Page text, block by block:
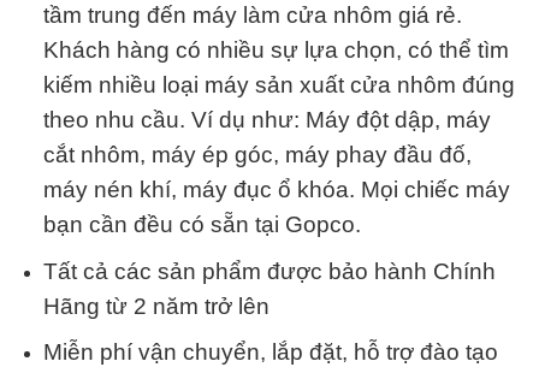
tầm trung đến máy làm cửa nhôm giá rẻ.
Khách hàng có nhiều sự lựa chọn, có thể tìm
kiếm nhiều loại máy sản xuất cửa nhôm đúng
theo nhu cầu. Ví dụ như: Máy đột dập, máy
cắt nhôm, máy ép góc, máy phay đầu đố,
máy nén khí, máy đục ổ khóa. Mọi chiếc máy
bạn cần đều có sẵn tại Gopco.
Tất cả các sản phẩm được bảo hành Chính
Hãng từ 2 năm trở lên
Miễn phí vận chuyển, lắp đặt, hỗ trợ đào tạo